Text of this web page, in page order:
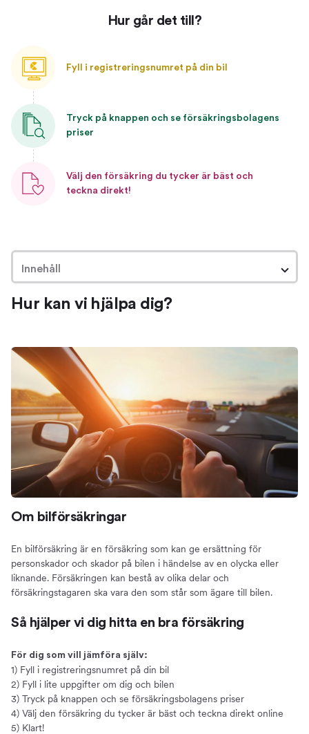
Hur går det till?
Fyll i registreringsnumret på din bil
Tryck på knappen och se försäkringsbolagens
priser
Välj den försäkring du tycker är bäst och
teckna direkt!
Innehåll
Hur kan vi hjälpa dig?
Jämför och byt bilförsäkring
Jämför bilförsäkringar
Byt försäkring
Ta reda på vilken försäkring du har
Spara pengar
Så mycket kan du spara
Priset på bilförsäkringar
Rabatter
Om att samla försäkringar
Så får du en billig bilförsäkring
Så får du en lägre premie
Vad ingår i en bilförsäkring?
Trafikförsäkring
Halvförsäkring
Helförsäkring
Tillägg
Självrisk
Välja bilförsäkring
Hur kan vi hjälpa dig?
Om bilförsäkringar
En bilförsäkring är en försäkring som kan ge ersättning för
personskador och skador på bilen i händelse av en olycka eller
liknande. Försäkringen kan bestå av olika delar och
försäkringstagaren ska vara den som står som ägare till bilen.
Så hjälper vi dig hitta en bra försäkring
För dig som vill jämföra själv:
1) Fyll i registreringsnumret på din bil
2) Fyll i lite uppgifter om dig och bilen
3) Tryck på knappen och se försäkringsbolagens priser
4) Välj den försäkring du tycker är bäst och teckna direkt online
5) Klart!